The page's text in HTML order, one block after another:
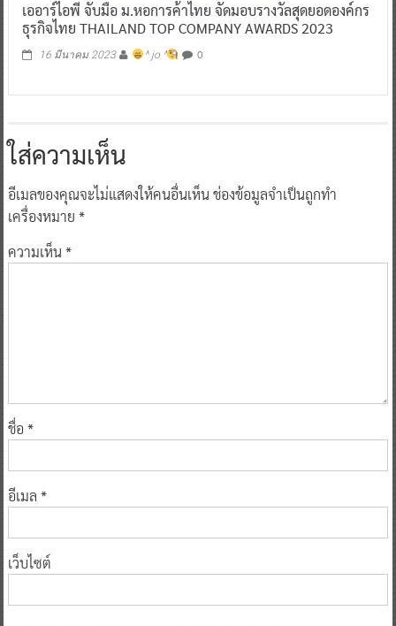
เออาร์ไอพี จับมือ ม.หอการค้าไทย จัดมอบรางวัลสุดยอดองค์กร
ธุรกิจไทย THAILAND TOP COMPANY AWARDS 2023
16 มีนาคม 2023 ^ jo ^ 0
ใส่ความเห็น
อีเมลของคุณจะไม่แสดงให้คนอื่นเห็นช่องข้อมูลจำเป็นถูกทำ
เครื่องหมาย *
ความเห็น*
ชื่อ *
อีเมล *
เว็บไซต์